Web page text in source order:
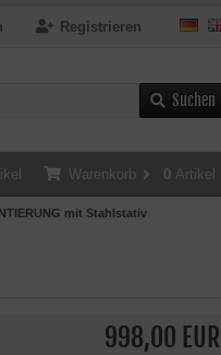
Registrieren
Suchen
Warenkorb 0 Artikel
mit Stahlstativ
998,00 EUR